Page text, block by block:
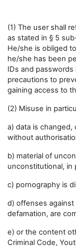
(1) The user shall
as stated in § 5
He/she is obliged
he/she has been
IDs and
precautions to
gaining access to
(2) Misuse in
a) data is
without
b) material of
unconstitutional, in
c) pornography is
d) offenses against
defamation, are
e) or the content
Criminal Code,